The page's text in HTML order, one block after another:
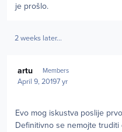
je prošlo.
2 weeks later...
artu Members
April 9, 20197 yr
Evo mog iskustva poslije
Definitivno se nemojte truditi